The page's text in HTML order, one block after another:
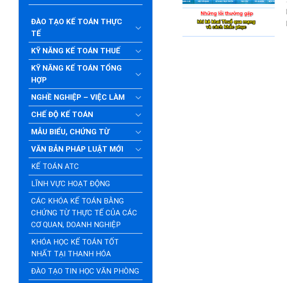
ĐÀO TẠO KẾ TOÁN THỰC
TẾ
KỸ NĂNG KẾ TOÁN THUẾ
KỸ NĂNG KẾ TOÁN TỔNG
HỢP
NGHỀ NGHIỆP – VIỆC LÀM
CHẾ ĐỘ KẾ TOÁN
MẪU BIỂU, CHỨNG TỪ
VĂN BẢN PHÁP LUẬT MỚI
KẾ TOÁN ATC
LĨNH VỰC HOẠT ĐỘNG
CÁC KHÓA KẾ TOÁN BẰNG
CHỨNG TỪ THỰC TẾ CỦA CÁC
CƠ QUAN, DOANH NGHIỆP
KHÓA HỌC KẾ TOÁN TỐT
NHẤT TẠI THANH HÓA
ĐÀO TẠO TIN HỌC VĂN PHÒNG